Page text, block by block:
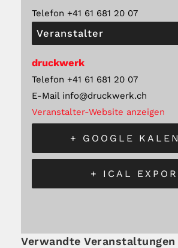
Telefon +41 61 681 20 07
Veranstalter
druckwerk
Telefon +41 61 681 20 07
E-Mail info@druckwerk.ch
Veranstalter-Website anzeigen
+ GOOGLE
+ ICAL
Verwandte Veranstaltungen